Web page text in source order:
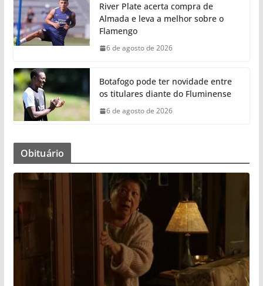
River Plate acerta compra de
Almada e leva a melhor sobre o
Flamengo
6 de agosto de 2026
Botafogo pode ter novidade entre
os titulares diante do Fluminense
6 de agosto de 2026
Obituário